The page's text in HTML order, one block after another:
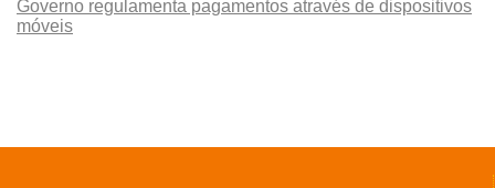
Governo regulamenta pagamentos através de dispositivos
móveis